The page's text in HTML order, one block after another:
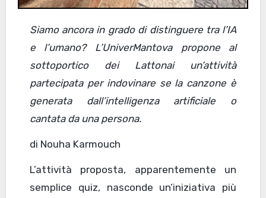
Siamo ancora in grado di distinguere tra l’IA
e l’umano? L’UniverMantova propone al
sottoportico dei Lattonai un’attività
partecipata per indovinare se la canzone è
generata dall’intelligenza artificiale o
cantata da una persona.
di Nouha Karmouch
L’attività proposta, apparentemente un
semplice quiz, nasconde un’iniziativa più